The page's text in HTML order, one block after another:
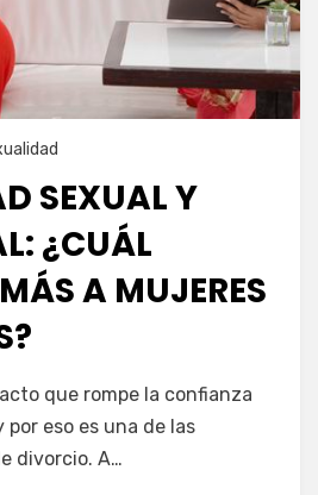
SEXUAL Y
¿CUÁL
A MUJERES
que rompe la confianza
eso es una de las
divorcio. A…